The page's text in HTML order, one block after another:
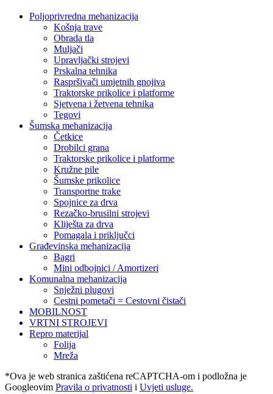
Poljoprivredna mehanizacija
Košnja trave
Obrada tla
Muljači
Upravljački strojevi
Prskalna tehnika
Raspršivači umjetnih gnojiva
Traktorske prikolice i platforme
Sjetvena i žetvena tehnika
Tegovi
Šumska mehanizacija
Četkice
Drobilci grana
Traktorske prikolice i platforme
Kružne pile
Šumske prikolice
Transportne trake
Spojnice za drva
Rezačko-brusilni strojevi
Kliješta za drva
Pomagala i priključci
Građevinska mehanizacija
Bagri
Mini odbojnici / Amortizeri
Komunalna mehanizacija
Snježni plugovi
Cestni pometači = Cestovni čistači
MOBILNOST
VRTNI STROJEVI
Repro materijal
Folija
Mreža
*Ova je web stranica zaštićena reCAPTCHA-om i podložna je
Googleovim Pravila o privatnosti i Uvjeti usluge.